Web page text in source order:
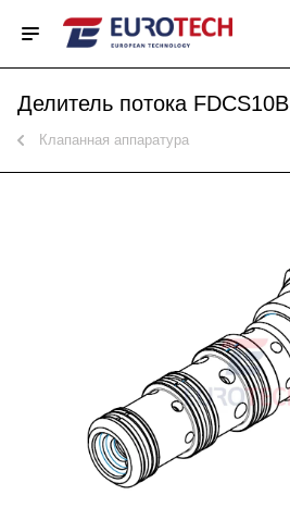
Делитель потока FDCS10B
Клапанная аппаратура